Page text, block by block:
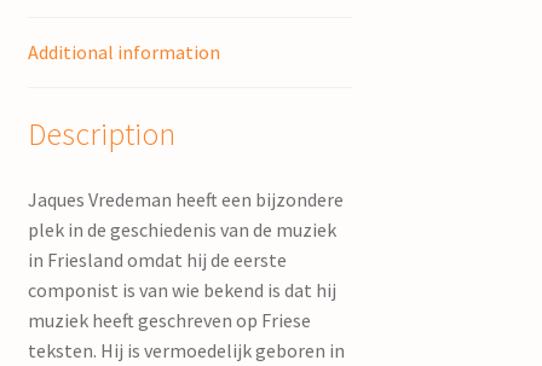
Additional information
Description
Jaques Vredeman heeft een bijzondere
plek in de geschiedenis van de muziek
in Friesland omdat hij de eerste
componist is van wie bekend is dat hij
muziek heeft geschreven op Friese
teksten. Hij is vermoedelijk geboren in